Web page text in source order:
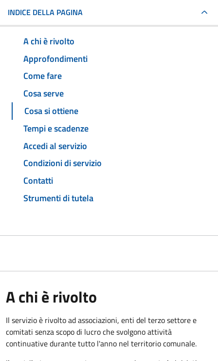
INDICE DELLA PAGINA
A chi è rivolto
Approfondimenti
Come fare
Cosa serve
Cosa si ottiene
Tempi e scadenze
Accedi al servizio
Condizioni di servizio
Contatti
Strumenti di tutela
A chi è rivolto
Il servizio è rivolto ad associazioni, enti del terzo settore e
comitati senza scopo di lucro che svolgono attività
continuative durante tutto l'anno nel territorio comunale.